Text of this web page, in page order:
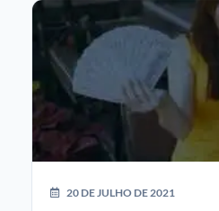
20 DE JULHO DE 2021